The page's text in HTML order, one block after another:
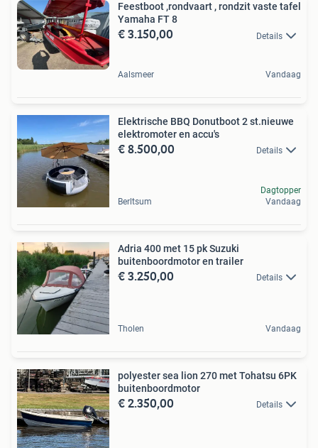
Feestboot ,rondvaart , rondzit vaste tafel
Yamaha FT 8
€ 3.150,00 Details
Aalsmeer Vandaag
Elektrische BBQ Donutboot 2 st.nieuwe
elektromoter en accu's
€ 8.500,00 Details
Berltsum
Dagtopper
Vandaag
Adria 400 met 15 pk Suzuki
buitenboordmotor en trailer
€ 3.250,00 Details
Tholen Vandaag
polyester sea lion 270 met Tohatsu 6PK
buitenboordmotor
€ 2.350,00 Details